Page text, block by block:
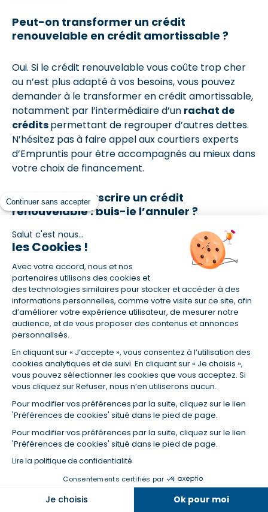
Continuer sans accepter
Salut c'est nous...
les Cookies !
Avec votre accord, nous et nos
partenaires utilisons des cookies et
des technologies similaires pour stocker et accéder à des
informations personnelles, comme votre visite sur ce site, afin
d’améliorer votre expérience utilisateur, de mesurer notre
audience, et de vous proposer des contenus et annonces
personnalisés.
En cliquant sur « J’accepte », vous consentez à l’utilisation des
cookies analytiques et de suivi. En cliquant sur « Je choisis »,
vous pouvez sélectionner les cookies que vous acceptez. Si
vous cliquez sur Refuser, nous n’en utiliserons aucun.
Pour modifier vos préférences par la suite, cliquez sur le lien
'Préférences de cookies' situé dans le pied de page.
Pour modifier vos préférences par la suite, cliquez sur le lien
'Préférences de cookies' situé dans le pied de page.
Lire la politique de confidentialité
Consentements certifiés par
Je choisis Ok pour moi
Peut-on transformer un crédit
renouvelable en crédit amortissable ?
Oui. Si le crédit renouvelable vous coûte trop cher
ou n’est plus adapté à vos besoins, vous pouvez
demander à le transformer en crédit amortissable,
notamment par l’intermédiaire d’un rachat de
créditspermettant de regrouper d’autres dettes.
N’hésitez pas à faire appel aux courtiers experts
d’Empruntis pour être accompagnés au mieux dans
votre choix de financement.
Je viens de souscrire un crédit
renouvelable : puis-je l’annuler ?
Le crédit renouvelable (tout comme le crédit
amortissable) est encadré par le code de la
consommation qui permet à l’emprunteur de
bénéficier d’undélai de rétractation de 14
joursaprès la signature du contrat, sans avoir à
apporter de justification au prêteur.
Est-ce que je peux adapter le montant de
mes mensualités ?
Dans le cas d’un crédit amortissable, il n’est pas
possible de modifier le montant de ses mensualités
sauf si uneclause de modularitéest prévue au
contrat. Pensez donc bien à la négocier avant la
signature. Pour un crédit renouvelable, il est
beaucoup plus simple de modifier le montant de
l’échéance mensuelle, directement depuis son
espace client pour solder plus rapidement la dette.
Dans la même catégorie